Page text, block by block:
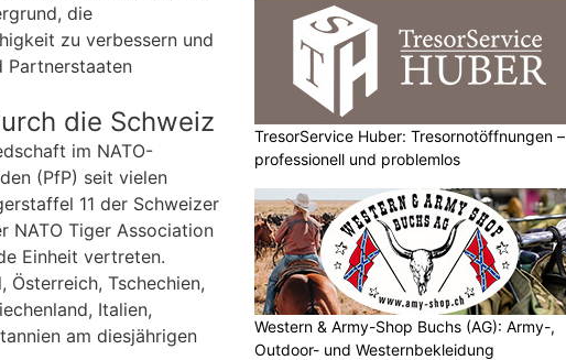
die
zu verbessern und
Partnerstaaten
die Schweiz
im NATO-
(PfP) seit vielen
11 der Schweizer
NATO Tiger Association
Einheit vertreten.
Österreich, Tschechien,
Italien,
am diesjährigen
TresorService Huber: Tresornotöffnungen –
professionell und problemlos
Western & Army-Shop Buchs (AG): Army-,
Outdoor- und Westernbekleidung